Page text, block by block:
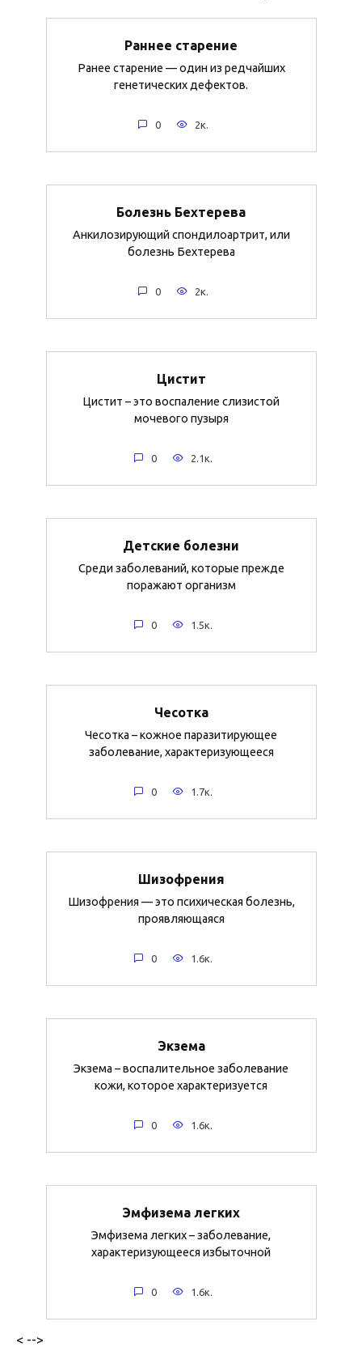
Раннее старение
Ранее старение — один из редчайших
генетических дефектов.
0 2к.
Болезнь Бехтерева
Анкилозирующий спондилоартрит, или
болезнь Бехтерева
0 2к.
Цистит
Цистит – это воспаление слизистой
мочевого пузыря
0 2.1к.
Детские болезни
Среди заболеваний, которые прежде
поражают организм
0 1.5к.
Чесотка
Чесотка – кожное паразитирующее
заболевание, характеризующееся
0 1.7к.
Шизофрения
Шизофрения — это психическая болезнь,
проявляющаяся
0 1.6к.
Экзема
Экзема – воспалительное заболевание
кожи, которое характеризуется
0 1.6к.
Эмфизема легких
Эмфизема легких – заболевание,
характеризующееся избыточной
0 1.6к.
< -->